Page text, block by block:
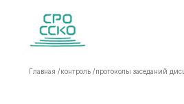
Главная /контроль /протоколы заседаний